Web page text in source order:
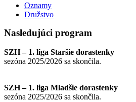
Oznamy
Družstvo
Nasledujúci program
SZH – 1. liga Staršie dorastenky
sezóna 2025/2026 sa skončila.
SZH – 1. liga Mladšie dorastenky
sezóna 2025/2026 sa skončila.